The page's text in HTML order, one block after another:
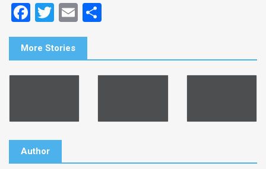
F
a
c
e
o
k
T
wi
tt
er
E
m
l
e
More Stories
Author